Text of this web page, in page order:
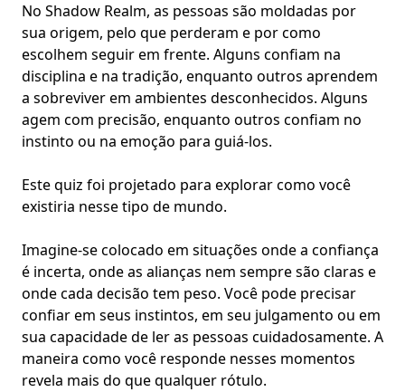
No Shadow Realm, as pessoas são moldadas por
sua origem, pelo que perderam e por como
escolhem seguir em frente. Alguns confiam na
disciplina e na tradição, enquanto outros aprendem
a sobreviver em ambientes desconhecidos. Alguns
agem com precisão, enquanto outros confiam no
instinto ou na emoção para guiá-los.
Este quiz foi projetado para explorar como você
existiria nesse tipo de mundo.
Imagine-se colocado em situações ondea confiança
é incerta, onde as alianças nem sempre são claras e
onde cada decisão tem peso. Você pode precisar
confiar em seus instintos, em seu julgamento ou em
sua capacidade de ler as pessoas cuidadosamente. A
maneira como você responde nesses momentos
revela mais do que qualquer rótulo.